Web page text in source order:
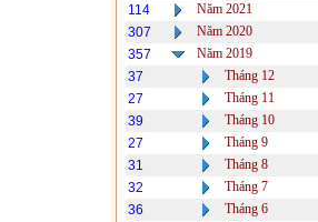
114
Năm 2021
307
Năm 2020
357
Năm 2019
37
Tháng 12
27
Tháng 11
39
Tháng 10
27
Tháng 9
31
Tháng 8
32
Tháng 7
36
Tháng 6